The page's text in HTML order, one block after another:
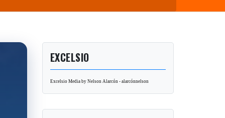
EXCELSIO
Excelsio Media by Nelson Alarcón - alarcónnelson